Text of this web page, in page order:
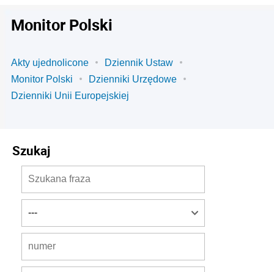
Monitor Polski
Akty ujednolicone
Dziennik Ustaw
Monitor Polski
Dzienniki Urzędowe
Dzienniki Unii Europejskiej
Szukaj